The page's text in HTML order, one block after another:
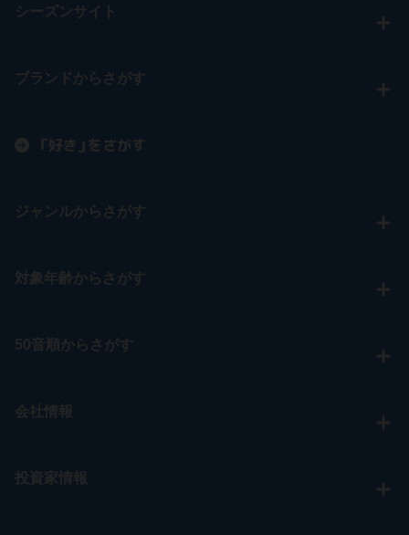
シーズンサイト
ブランドからさがす
「好き」をさがす
ジャンルからさがす
対象年齢からさがす
50音順からさがす
会社情報
投資家情報